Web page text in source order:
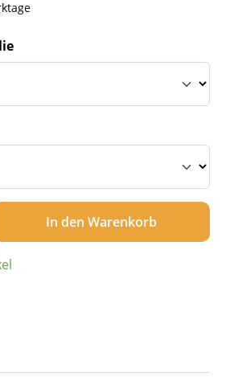
Gib den gewünschten
In den Warenkorb